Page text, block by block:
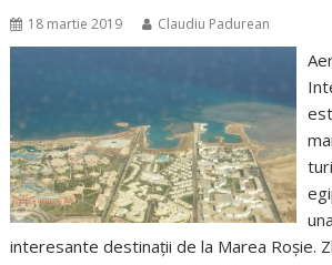
18 martie 2019 Claudiu Padurean
interesante destinaţii de la Marea Roşie.